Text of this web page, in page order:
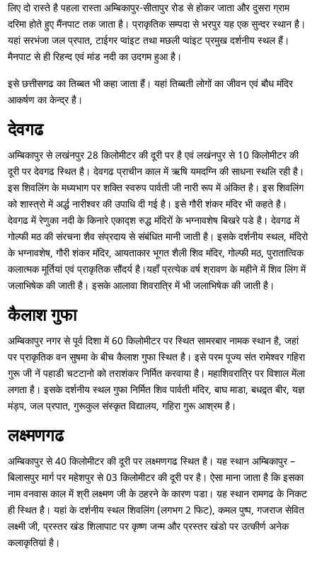
लिए दो रास्ते है पहला रास्ता अम्बिकापुर-सीतापुर रोड से होकर जाता और दुसरा ग्राम
दरिमा होते हुए मैंनपाट तक जाता है। प्राकृतिक सम्पदा से भरपुर यह एक सुन्दर स्थान है।
यहां सरभंजा जल प्रपात, टाईगर प्वांइट तथा मछली प्वांइट प्रमुख दर्शनीय स्थल हैं।
मैनपाट से ही रिहन्द एवं मांड नदी का उदगम हुआ है।
इसे छत्तीसगढ का तिब्बत भी कहा जाता हैं। यहां तिब्बती लोगों का जीवन एवं बौध मंदिर
आकर्षण का केन्द्र है।
देवगढ
अम्बिकापुर से लखंनपुर 28 किलोमीटर की दूरी पर है एवं लखंनपुर से 10 किलोमीटर की
दूरी पर देवगढ स्थित है। देवगढ प्राचीन काल में ऋषि यमदग्नि की साधना स्थलि रही है।
इस शिवलिंग के मध्यभाग पर शक्ति स्वरुप पार्वती जी नारी रूप में अंकित है। इस शिवलिंग
को शास्त्रो में अर्द्ध नारीश्वर की उपाधि दी गई है। इसे गौरी शंकर मंदिर भी कहते है।
देवगढ में रेणुका नदी के किनारे एकाद्श रुद्ध मंदिरों के भग्नावशेष बिखरे पडे है। देवगढ में
गोल्फी मठ की संरचना शैव संप्रदाय से संबंधित मानी जाती है। इसके दर्शनीय स्थल, मंदिरो
के भग्नावशेष, गौरी शंकर मंदिर, आयताकार भूगत शैली शिव मंदिर, गोल्फी मठ, पुरातात्विक
कलात्मक मूर्तियां एवं प्राकृतिक सौंदर्य है।यहाँ प्रत्येक वर्ष श्रावण के महीने में शिव लिंग में
जलाभिषेक की जाती है। इसके आलावा शिवरात्रि में भी जलाभिषेक की जाती है।
कैलाश गुफा
अम्बिकापुर नगर से पूर्व दिशा में 60 किलोमीटर पर स्थित सामरबार नामक स्थान है, जहां
पर प्राकृतिक वन सुषमा के बीच कैलाश गुफा स्थित है। इसे परम पूज्य संत रामेश्वर गहिरा
गुरू जी नें पहाडी चटटानो को तराशंकर निर्मित करवाया है। महाशिवरात्रि पर विशाल मेंला
लगता है। इसके दर्शनीय स्थल गुफा निर्मित शिव पार्वती मंदिर, बाघ माडा, बधद्र्त बीर, यज्ञ
मंड्प, जल प्रपात, गुरूकुल संस्कृत विद्यालय, गहिरा गुरू आश्रम है।
लक्ष्मणगढ
अम्बिकापुर से 40 किलोमीटर की दूरी पर लक्ष्मणगढ स्थित है। यह स्थान अम्बिकापुर –
बिलासपुर मार्ग पर महेशपुर से 03 किलोमीटर की दूरी पर है। ऐसा माना जाता है कि इसका
नाम वनवास काल में श्री लक्ष्मण जी के ठहरने के कारण पडा। य़ह स्थान रामगढ के निकट
ही स्थित है। यहां के दर्शनीय स्थल शिवलिंग (लगभग 2 फिट), कमल पुष्प, गजराज सेवित
लक्ष्मी जी, प्रस्तर खंड शिलापाट पर कृष्ण जन्म और प्रस्तर खंडो पर उत्कीर्ण अनेक
कलाकृतिय़ां है।